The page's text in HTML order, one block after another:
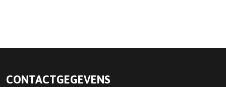
CONTACTGEGEVENS